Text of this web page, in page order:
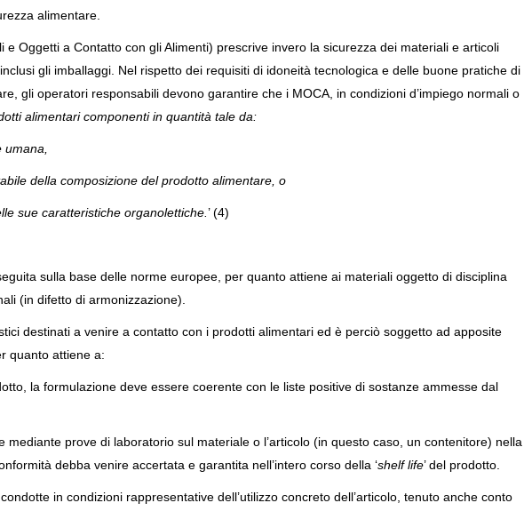
alimentare.
e Oggetti a Contatto con gli Alimenti) prescrive invero la sicurezza dei materiali e articoli
gli imballaggi. Nel rispetto dei requisiti di idoneità tecnologica e delle buone pratiche di
gli operatori responsabili devono garantire che i MOCA, in condizioni d’impiego normali o
alimentari componenti in quantità tale da:
della composizione del prodotto alimentare, o
sue caratteristiche organolettiche. ’ (4)
sulla base delle norme europee, per quanto attiene ai materiali oggetto di disciplina
(in difetto di armonizzazione).
destinati a venire a contatto con i prodotti alimentari ed è perciò soggetto ad apposite
quanto attiene a:
la formulazione deve essere coerente con le liste positive di sostanze ammesse dal
mediante prove di laboratorio sul materiale o l’articolo (in questo caso, un contenitore) nella
debba venire accertata e garantita nell’intero corso della ‘shelf life’ del prodotto.
in condizioni rappresentative dell’utilizzo concreto dell’articolo, tenuto anche conto